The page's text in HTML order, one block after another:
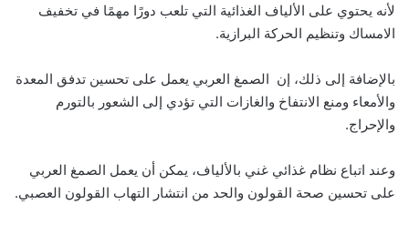
لأنه يحتوي على الألياف الغذائية التي تلعب دورًا مهمًا في تخفيف
الامساك وتنظيم الحركة البرازية.
بالإضافة إلى ذلك، إن الصمغ العربي يعمل على تحسين تدفق المعدة
والأمعاء ومنع الانتفاخ والغازات التي تؤدي إلى الشعور بالتورم
والإحراج.
وعند اتباع نظام غذائي غني بالألياف، يمكن أن يعمل الصمغ العربي
على تحسين صحة القولون والحد من انتشار التهاب القولون العصبي.